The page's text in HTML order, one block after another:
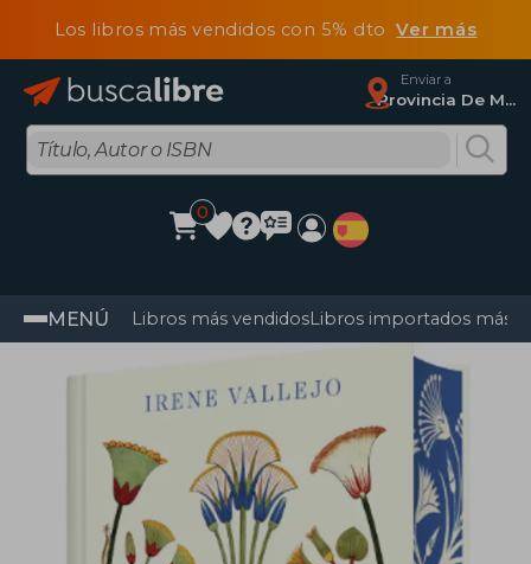
Los libros más vendidos con 5% dtoVer más
Enviar a
Provincia De Madrid
0
MENÚ Libros más vendidosLibros importados más